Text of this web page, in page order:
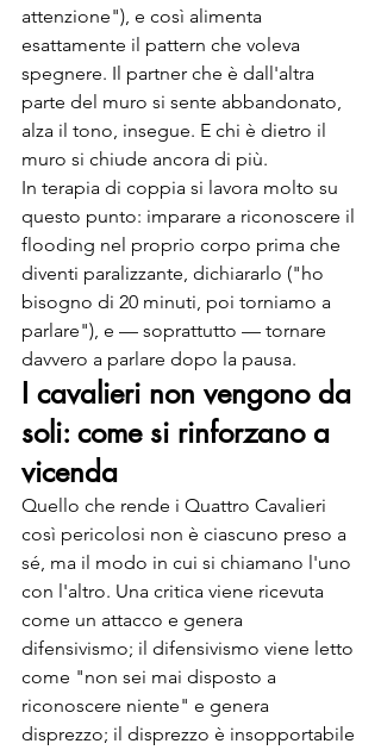
attenzione"), e così alimenta
esattamente il pattern che voleva
spegnere. Il partner che è dall'altra
parte del muro si sente abbandonato,
alza il tono, insegue. E chi è dietro il
muro si chiude ancora di più.
In terapia di coppia si lavora molto su
questo punto: imparare a riconoscere il
flooding nel proprio corpo prima che
diventi paralizzante, dichiararlo ("ho
bisogno di 20 minuti, poi torniamo a
parlare"), e — soprattutto — tornare
davvero a parlare dopo la pausa.
I cavalieri non vengono da
soli: come si rinforzano a
vicenda
Quello che rende i Quattro Cavalieri
così pericolosi non è ciascuno preso a
sé, ma il modo in cui si chiamano l'uno
con l'altro. Una critica viene ricevuta
come un attacco e genera
difensivismo; il difensivismo viene letto
come "non sei mai disposto a
riconoscere niente" e genera
disprezzo; il disprezzo è insopportabile